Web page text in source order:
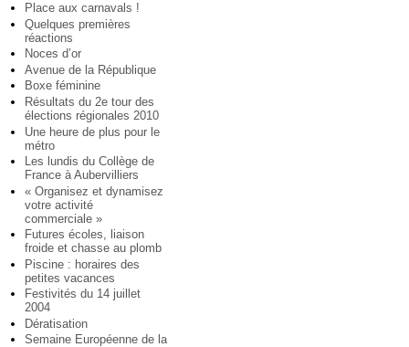
Place aux carnavals !
Quelques premières
réactions
Noces d’or
Avenue de la République
Boxe féminine
Résultats du 2e tour des
élections régionales 2010
Une heure de plus pour le
métro
Les lundis du Collège de
France à Aubervilliers
« Organisez et dynamisez
votre activité
commerciale »
Futures écoles, liaison
froide et chasse au plomb
Piscine : horaires des
petites vacances
Festivités du 14 juillet
2004
Dératisation
Semaine Européenne de la